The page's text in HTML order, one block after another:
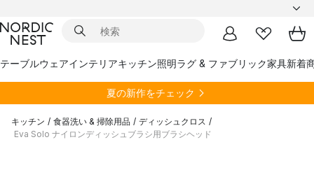
テーブルウェアインテリアキッチン照明ラグ & ファブリック家具新着
夏の新作をチェック
キッチン / 食器洗い & 掃除用品 / ディッシュクロス /
Eva Solo ナイロンディッシュブラシ用ブラシヘッド